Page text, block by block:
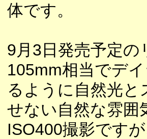
体です。
9月3日発売予定
105mm相当でデ
るように自然光
せない自然な雰囲
ISO400撮影です